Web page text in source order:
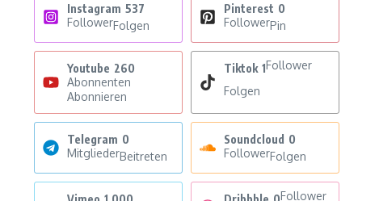
Instagram 537
FollowerFolgen
Pinterest 0
FollowerPin
Youtube 260
Abonnenten
Abonnieren
Tiktok 1Follower
Folgen
Telegram 0
MitgliederBeitreten
Soundcloud 0
FollowerFolgen
Follower